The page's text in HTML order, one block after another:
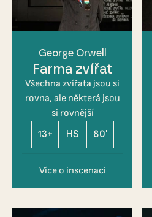
George Orwell
Farma zvířat
Všechna zvířata jsou si
rovna, ale některá jsou
si rovnější
13+
HS 80'
Více o inscenaci